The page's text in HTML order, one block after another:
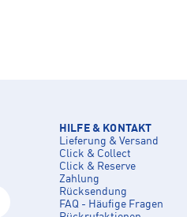
HILFE & KONTAKT
Lieferung & Versand
Click & Collect
Click & Reserve
Zahlung
Rücksendung
FAQ - Häufige Fragen